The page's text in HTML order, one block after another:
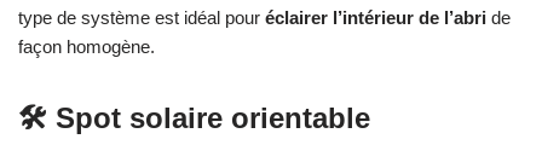
type de système est idéal pour éclairer l’intérieur de l’abri de
façon homogène.
🛠️ Spot solaire orientable